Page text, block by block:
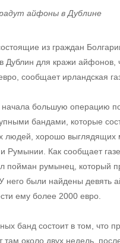
айфоны в Дублине
из граждан
Дублин для кражи айфонов,
сообщает ирландская
большую операцию
бандами, которые
людей, хорошо выглядящих
Румынии. Как сообщает
пойман румынец, который
него были найдены девять
ему более 2000 евро.
банд состоит в том, что
там около двух недель,